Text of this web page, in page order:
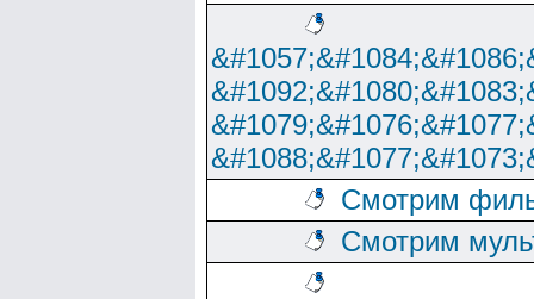
Смотрим
Смотрим